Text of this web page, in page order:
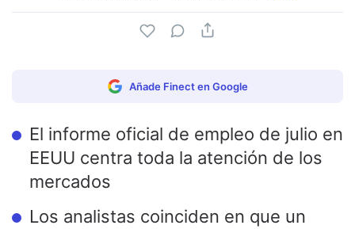
Añade Finect en Google
El informe oficial de empleo de julio en
EEUU centra toda la atención de los
mercados
Los analistas coinciden en que un